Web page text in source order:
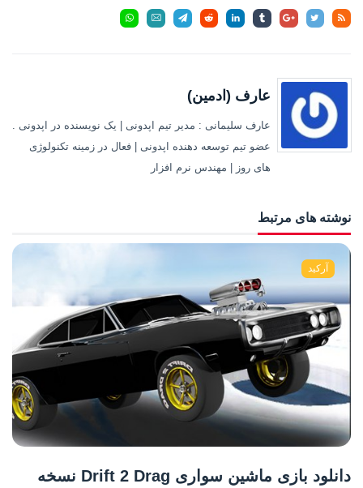
عارف (ادمین)
عارف سلیمانی : مدیر تیم اپدونی | یک نویسنده در اپدونی .
عضو تیم توسعه دهنده اپدونی | فعال در زمینه تکنولوژی
های روز | مهندس نرم افزار
نوشته های مرتبط
آرکید
دانلود بازی ماشین سواری Drift 2 Drag نسخه